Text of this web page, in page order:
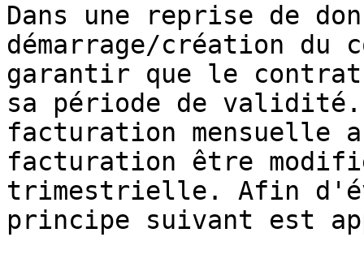
Dans une reprise de
démarrage/création du
garantir que le
sa période de
facturation mensuelle
facturation être
trimestrielle. Afin
principe suivant est